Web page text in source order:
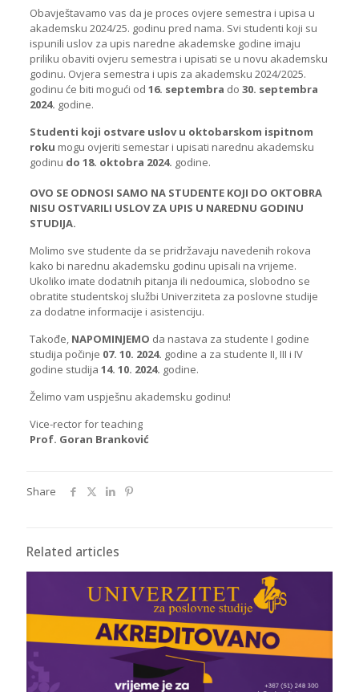
Obavještavamo vas da je proces ovjere semestra i upisa u
akademsku 2024/25. godinu pred nama. Svi studenti koji su
ispunili uslov za upis naredne akademske godine imaju
priliku obaviti ovjeru semestra i upisati se u novu akademsku
godinu. Ovjera semestra i upis za akademsku 2024/2025.
godinu će biti mogući od 16. septembra do 30. septembra
2024. godine.
Studenti koji ostvare uslov u oktobarskom ispitnom
roku mogu ovjeriti semestar i upisati narednu akademsku
godinu do 18. oktobra 2024. godine.
OVO SE ODNOSI SAMO NA STUDENTE KOJI DO OKTOBRA
NISU OSTVARILI USLOV ZA UPIS U NAREDNU GODINU
STUDIJA.
Molimo sve studente da se pridržavaju navedenih rokova
kako bi narednu akademsku godinu upisali na vrijeme.
Ukoliko imate dodatnih pitanja ili nedoumica, slobodno se
obratite studentskoj službi Univerziteta za poslovne studije
za dodatne informacije i asistenciju.
Takođe, NAPOMINJEMO da nastava za studente I godine
studija počinje 07. 10. 2024. godine a za studente II, III i IV
godine studija 14. 10. 2024. godine.
Želimo vam uspješnu akademsku godinu!
Vice-rector for teaching
Prof. Goran Branković
Share
Related articles